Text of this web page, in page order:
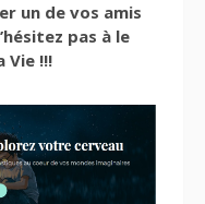
un de vos amis
pas à le
Vie !!!